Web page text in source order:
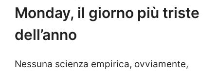
Monday, il giorno più triste
dell’anno
Nessuna scienza empirica, ovviamente,